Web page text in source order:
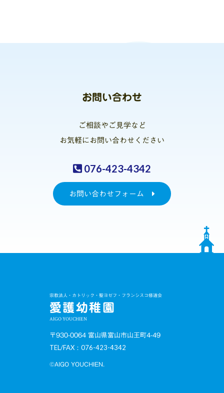
お問い合わせ
ご相談やご見学など
お気軽にお問い合わせください
076-423-4342
お問い合わせフォーム
宗教法人・カトリック・聖ヨゼフ・フランシスコ修道会
愛護幼稚園
AIGO YOUCHIEN
〒930-0064 富山県富山市山王町4-49
TEL/FAX：076-423-4342
©AIGO YOUCHIEN.